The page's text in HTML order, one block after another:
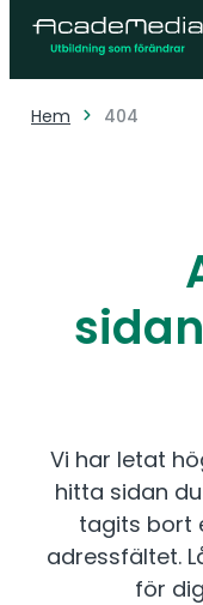
Hem 404
Vi har letat
hitta sidan
tagits bort
adressfältet.
för